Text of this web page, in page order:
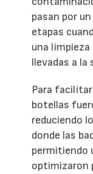
pasan por
etapas
una
llevadas a la
Para
botellas
reduciendo
donde las
permitiendo
optimizaron